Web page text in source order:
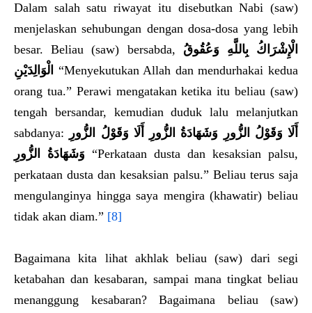
Dalam salah satu riwayat itu disebutkan Nabi (saw)
menjelaskan sehubungan dengan dosa-dosa yang lebih
besar. Beliau (saw) bersabda, الْإِشْرَاكُ بِاللَّهِ وَعُقُوقُ
الْوَالِدَيْنِ “Menyekutukan Allah dan mendurhakai kedua
orang tua.” Perawi mengatakan ketika itu beliau (saw)
tengah bersandar, kemudian duduk lalu melanjutkan
sabdanya:
أَلَا وَقَوْلُ الزُّورِ وَشَهَادَةُ الزُّورِ أَلَا وَقَوْلُ الزُّورِ
وَشَهَادَةُ الزُّورِ “Perkataan dusta dan kesaksian palsu,
perkataan dusta dan kesaksian palsu.” Beliau terus saja
mengulanginya hingga saya mengira (khawatir) beliau
tidak akan diam.” [8]
Bagaimana kita lihat akhlak beliau (saw) dari segi
ketabahan dan kesabaran, sampai mana tingkat beliau
menanggung kesabaran? Bagaimana beliau (saw)